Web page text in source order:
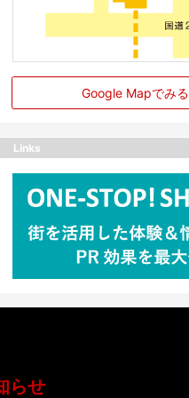
Google Mapでみる
Links
らせ